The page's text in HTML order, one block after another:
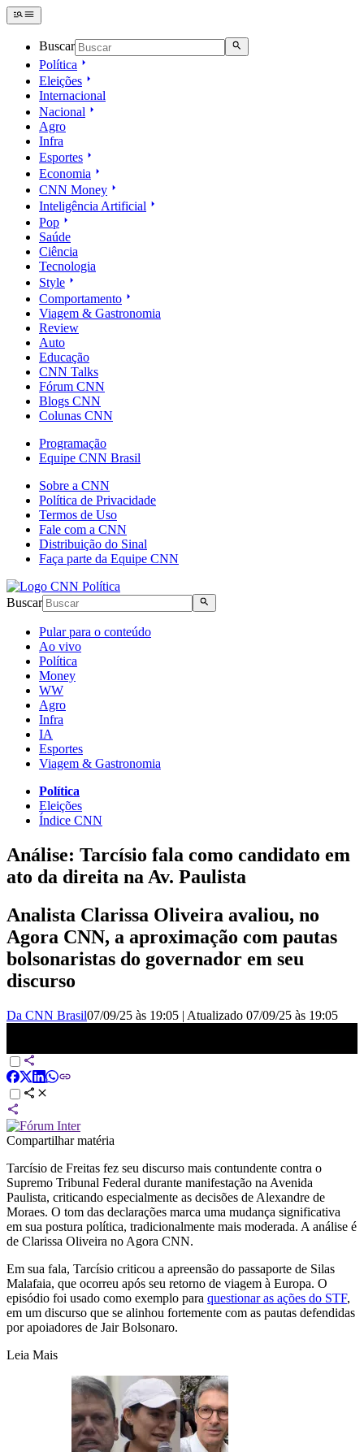
Buscar
Política
Eleições
Internacional
Nacional
Agro
Infra
Esportes
Economia
CNN Money
Inteligência Artificial
Pop
Saúde
Ciência
Tecnologia
Style
Comportamento
Viagem & Gastronomia
Review
Auto
Educação
CNN Talks
Fórum CNN
Blogs CNN
Colunas CNN
Programação
Equipe CNN Brasil
Sobre a CNN
Política de Privacidade
Termos de Uso
Fale com a CNN
Distribuição do Sinal
Faça parte da Equipe CNN
Buscar
Pular para o conteúdo
Ao vivo
Política
Money
WW
Agro
Infra
IA
Esportes
Viagem & Gastronomia
Política
Eleições
Índice CNN
Análise: Tarcísio fala como candidato em
ato da direita na Av. Paulista
Analista Clarissa Oliveira avaliou, no
Agora CNN, a aproximação com pautas
bolsonaristas do governador em seu
discurso
Da CNN Brasil07/09/25 às 19:05 | Atualizado 07/09/25 às 19:05
Compartilhar matéria
Tarcísio de Freitas fez seu discurso mais contundente contra o
Supremo Tribunal Federal durante manifestação na Avenida
Paulista, criticando especialmente as decisões de Alexandre de
Moraes. O tom das declarações marca uma mudança significativa
em sua postura política, tradicionalmente mais moderada. A análise é
de Clarissa Oliveira no Agora CNN.
Em sua fala, Tarcísio criticou a apreensão do passaporte de Silas
Malafaia, que ocorreu após seu retorno de viagem à Europa. O
episódio foi usado como exemplo para questionar as ações do STF,
em um discurso que se alinhou fortemente com as pautas defendidas
por apoiadores de Jair Bolsonaro.
Leia Mais